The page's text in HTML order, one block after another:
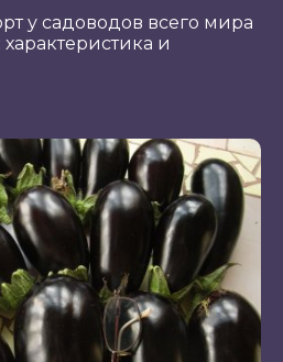
у садоводов всего мира
и